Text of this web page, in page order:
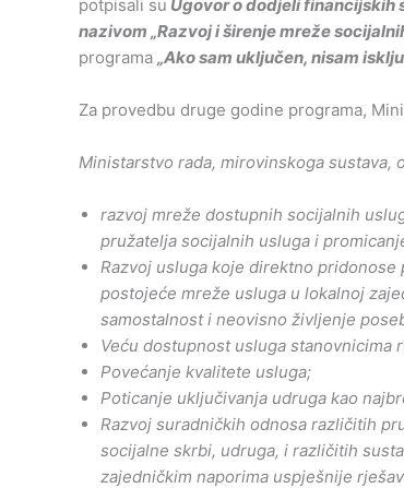
potpisali su Ugovor o dodjeli
nazivom „Razvoj i širenje mreže
programa „Ako sam uključen, nisam
Za provedbu druge godine programa,
Ministarstvo rada, mirovinskoga
razvoj mreže dostupnih socijalnih
pružatelja socijalnih usluga i
Razvoj usluga koje direktno
postojeće mreže usluga u lokalnoj
samostalnost i neovisno življenje
Veću dostupnost usluga
Povećanje kvalitete usluga;
Poticanje uključivanja udruga kao
Razvoj suradničkih odnosa različitih
socijalne skrbi, udruga, i različitih
zajedničkim naporima uspješnije